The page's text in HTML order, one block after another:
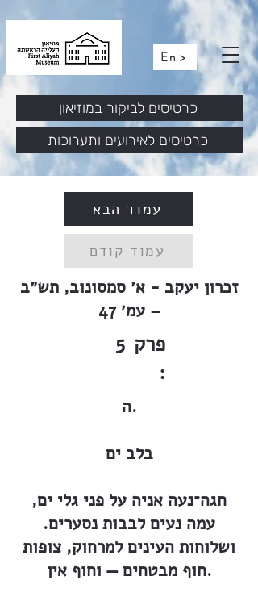
En >
כרטיסים לאירועים ותערוכות
כרטיסים לביקור במוזיאון
עמוד הבא
עמוד קודם
זכרון יעקב - א׳ סמסונוב, תש״ב
– עמ׳ 47
5 פרק
:
ה.
בלב ים
חגה־נעה אניה על פני גלי ים,
עמה נעים לבבות נסערים.
ושלוחות העינים למרחוק, צופות
חוף מבטחים — וחוף אין.